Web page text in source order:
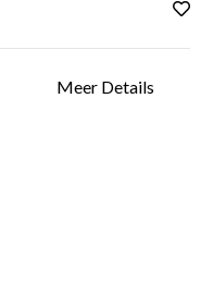
Meer Details